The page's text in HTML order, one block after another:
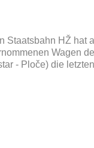
Staatsbahn HŽ hat
Wagen
- Ploče) die